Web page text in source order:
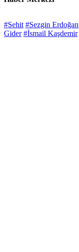
#Şehit #Sezgin Erdoğan
Gider #İsmail Kaşdemir